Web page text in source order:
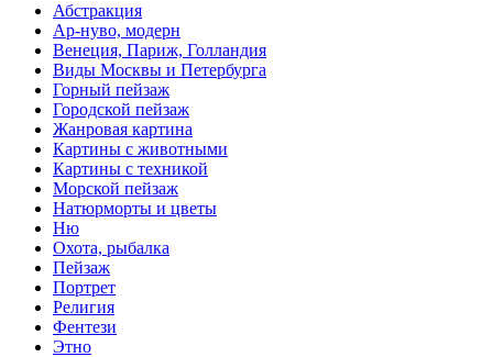
Абстракция
Ар-нуво, модерн
Венеция, Париж, Голландия
Виды Москвы и Петербурга
Горный пейзаж
Городской пейзаж
Жанровая картина
Картины с животными
Картины с техникой
Морской пейзаж
Натюрморты и цветы
Ню
Охота, рыбалка
Пейзаж
Портрет
Религия
Фентези
Этно